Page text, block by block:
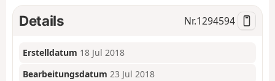
Details Nr.1294594
Erstelldatum 18 Jul 2018
Bearbeitungsdatum 23 Jul 2018